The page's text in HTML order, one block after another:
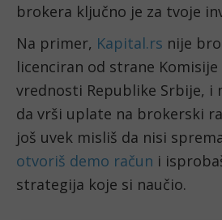
brokera ključno je za tvoje
Na primer, Kapital.rs nije
licenciran od strane
vrednosti Republike Srbije, i
da vrši uplate na brokerski
još uvek misliš da nisi
otvoriš demo račun i
strategija koje si naučio.